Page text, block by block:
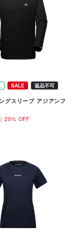
SALE 返品不可
グスリーブ アジアンフ
20% OFF